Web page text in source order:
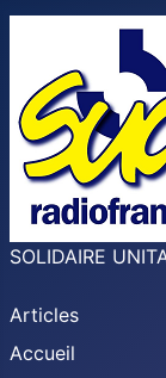
SOLIDAIRE
Articles
Accueil